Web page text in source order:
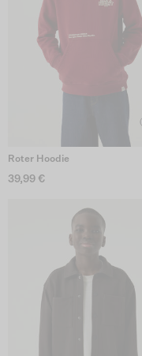
Roter Hoodie
39,99 €